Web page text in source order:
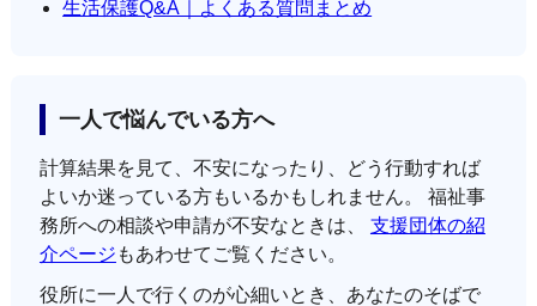
生活保護Q&A｜よくある質問まとめ
一人で悩んでいる方へ
計算結果を見て、不安になったり、どう行動すれば
よいか迷っている方もいるかもしれません。 福祉事
務所への相談や申請が不安なときは、 支援団体の紹
介ページ もあわせてご覧ください。
役所に一人で行くのが心細いとき、あなたのそばで